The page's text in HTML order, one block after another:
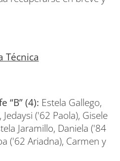
Técnica
“B” (4): Estela Gallego,
('62 Paola), Gisele
Jaramillo, Daniela ('84
('62 Ariadna), Carmen y